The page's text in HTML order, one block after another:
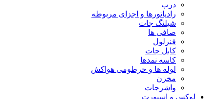
درب
رادیاتورها و اجزای مربوطه
شیلنگ جات
صافی ها
فنرلول
کابل جات
کاسه نمدها
لوله ها و خرطومی هواکش
مخزن
واشرجات
لوکس و اسپورت